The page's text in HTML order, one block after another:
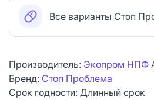
Все варианты Стоп
Производитель: Экопром НПФ
Бренд: Стоп Проблема
Срок годности: Длинный срок